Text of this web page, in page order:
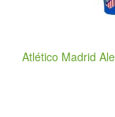
Atlético Madrid